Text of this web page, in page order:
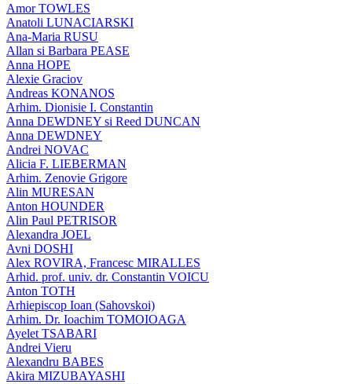
Amor TOWLES
Anatoli LUNACIARSKI
Ana-Maria RUSU
Allan si Barbara PEASE
Anna HOPE
Alexie Graciov
Andreas KONANOS
Arhim. Dionisie I. Constantin
Anna DEWDNEY si Reed DUNCAN
Anna DEWDNEY
Andrei NOVAC
Alicia F. LIEBERMAN
Arhim. Zenovie Grigore
Alin MURESAN
Anton HOUNDER
Alin Paul PETRISOR
Alexandra JOEL
Avni DOSHI
Alex ROVIRA, Francesc MIRALLES
Arhid. prof. univ. dr. Constantin VOICU
Anton TOTH
Arhiepiscop Ioan (Sahovskoi)
Arhim. Dr. Ioachim TOMOIOAGA
Ayelet TSABARI
Andrei Vieru
Alexandru BABES
Akira MIZUBAYASHI